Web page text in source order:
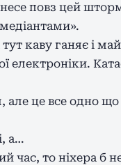
повз цей
каву ганяє і
електроніки.
це все одно
а…
то ніхера б